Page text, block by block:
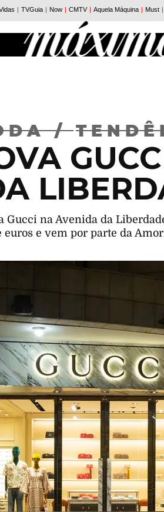
/
Gucci na Avenida da
euros e vem por parte da